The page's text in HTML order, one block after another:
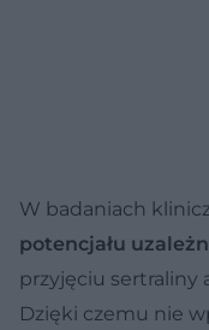
W badaniach
potencjału
przyjęciu sertraliny
Dzięki czemu nie